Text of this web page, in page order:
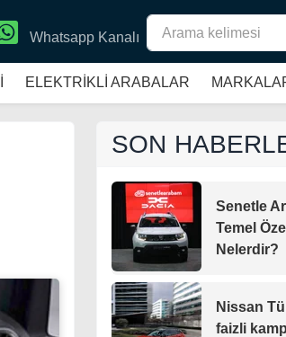
Whatsapp Kanalı
ELEKTRİKLİ ARABALAR
SON
Senetle
Temel
Nelerdir?
Nissan
faizli